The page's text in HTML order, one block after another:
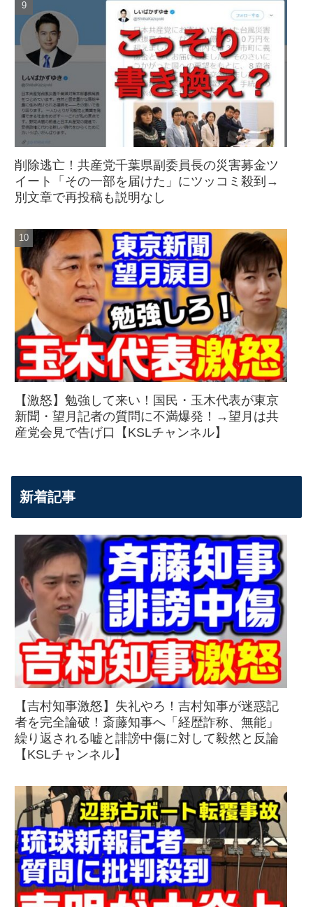
削除逃亡！共産党千葉県副委員長の災害募金ツ
イート「その一部を届けた」にツッコミ殺到→
別文章で再投稿も説明なし
【激怒】勉強して来い！国民・玉木代表が東京
新聞・望月記者の質問に不満爆発！→望月は共
産党会見で告げ口【KSLチャンネル】
新着記事
【吉村知事激怒】失礼やろ！吉村知事が迷惑記
者を完全論破！斎藤知事へ「経歴詐称、無能」
繰り返される嘘と誹謗中傷に対して毅然と反論
【KSLチャンネル】